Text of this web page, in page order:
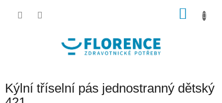
Kýlní tříselní pás jednostranný dětský